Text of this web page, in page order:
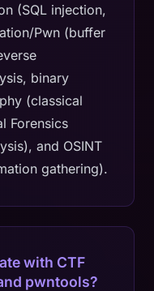
(SQL injection,
Pwn (buffer
binary
(classical
Forensics
and OSINT
gathering).
with CTF
pwntools?